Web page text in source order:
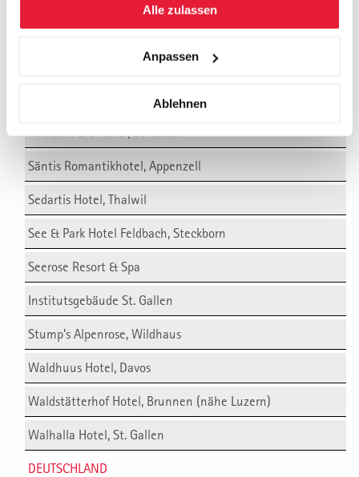
Alle zulassen
Anpassen
Ablehnen
Hotel Vitznauerhof, Vitznau
Radisson Blu Hotel, St. Gallen
Säntis Romantikhotel, Appenzell
Sedartis Hotel, Thalwil
See & Park Hotel Feldbach, Steckborn
Seerose Resort & Spa
Institutsgebäude St. Gallen
Stump’s Alpenrose, Wildhaus
Waldhuus Hotel, Davos
Waldstätterhof Hotel, Brunnen (nähe Luzern)
Walhalla Hotel, St. Gallen
DEUTSCHLAND